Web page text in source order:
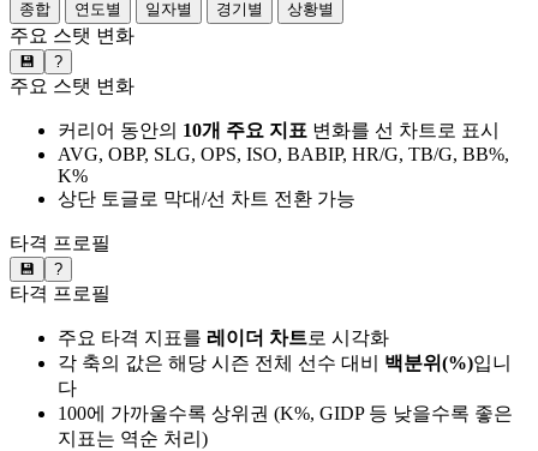
종합
연도별 일자별 경기별 상황별
주요 스탯 변화
💾 ?
주요 스탯 변화
커리어 동안의 10개 주요 지표 변화를 선 차트로 표시
AVG, OBP, SLG, OPS, ISO, BABIP, HR/G, TB/G, BB%,
K%
상단 토글로 막대/선 차트 전환 가능
타격 프로필
💾 ?
타격 프로필
주요 타격 지표를 레이더 차트로 시각화
각 축의 값은 해당 시즌 전체 선수 대비 백분위(%)입니
다
100에 가까울수록 상위권 (K%, GIDP 등 낮을수록 좋은
지표는 역순 처리)